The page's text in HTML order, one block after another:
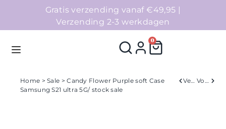
Gratis verzending vanaf €49,95 |
Verzending 2-3 werkdagen
0
Home >Sale > Candy Flower Purple soft Case
Samsung S21 ultra 5G/ stock sale
Verleden Volgend